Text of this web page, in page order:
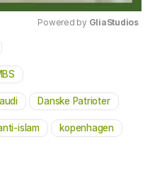
Powered by GliaStudios
Danske Patrioter
islam kopenhagen